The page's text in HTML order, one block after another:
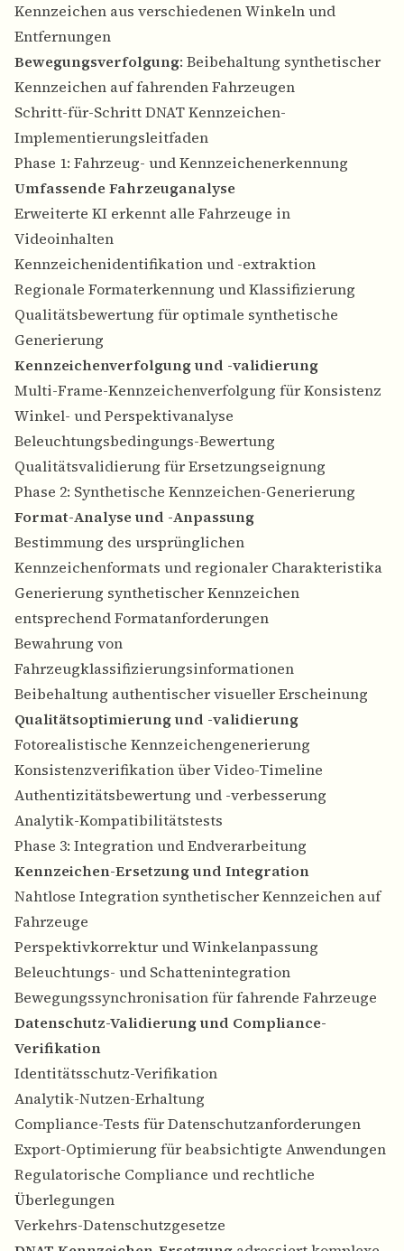
Kennzeichen aus verschiedenen Winkeln und
Entfernungen
Bewegungsverfolgung: Beibehaltung synthetischer
Kennzeichen auf fahrenden Fahrzeugen
Schritt-für-Schritt DNAT Kennzeichen-
Implementierungsleitfaden
Phase 1: Fahrzeug- und Kennzeichenerkennung
Umfassende Fahrzeuganalyse
Erweiterte KI erkennt alle Fahrzeuge in
Videoinhalten
Kennzeichenidentifikation und -extraktion
Regionale Formaterkennung und Klassifizierung
Qualitätsbewertung für optimale synthetische
Generierung
Kennzeichenverfolgung und -validierung
Multi-Frame-Kennzeichenverfolgung für Konsistenz
Winkel- und Perspektivanalyse
Beleuchtungsbedingungs-Bewertung
Qualitätsvalidierung für Ersetzungseignung
Phase 2: Synthetische Kennzeichen-Generierung
Format-Analyse und -Anpassung
Bestimmung des ursprünglichen
Kennzeichenformats und regionaler Charakteristika
Generierung synthetischer Kennzeichen
entsprechend Formatanforderungen
Bewahrung von
Fahrzeugklassifizierungsinformationen
Beibehaltung authentischer visueller Erscheinung
Qualitätsoptimierung und -validierung
Fotorealistische Kennzeichengenerierung
Konsistenzverifikation über Video-Timeline
Authentizitätsbewertung und -verbesserung
Analytik-Kompatibilitätstests
Phase 3: Integration und Endverarbeitung
Kennzeichen-Ersetzung und Integration
Nahtlose Integration synthetischer Kennzeichen auf
Fahrzeuge
Perspektivkorrektur und Winkelanpassung
Beleuchtungs- und Schattenintegration
Bewegungssynchronisation für fahrende Fahrzeuge
Datenschutz-Validierung und Compliance-
Verifikation
Identitätsschutz-Verifikation
Analytik-Nutzen-Erhaltung
Compliance-Tests für Datenschutzanforderungen
Export-Optimierung für beabsichtigte Anwendungen
Regulatorische Compliance und rechtliche
Überlegungen
Verkehrs-Datenschutzgesetze